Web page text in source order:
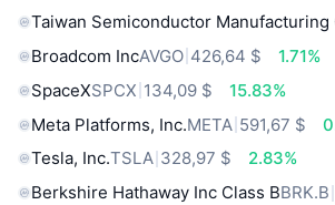
Taiwan Semiconductor Manufacturing
Broadcom IncAVGO 426,64 $
1.71%
SpaceXSPCX 134,09 $
15.83%
Meta Platforms, Inc.META 591,67 $
Tesla, Inc.TSLA 328,97 $
2.83%
Berkshire Hathaway Inc Class BBRK.B